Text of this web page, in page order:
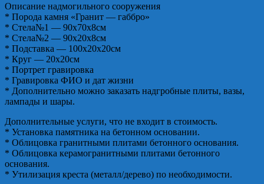
Описание надмогильного сооружения
* Порода камня «Гранит — габбро»
* Стела№1 — 90х70х8см
* Стела№2 — 90х20х8см
* Подставка — 100х20х20см
* Круг — 20х20см
* Портрет гравировка
* Гравировка ФИО и дат жизни
* Дополнительно можно заказать надгробные плиты, вазы,
лампады и шары.
Дополнительные услуги, что не входит в стоимость.
* Установка памятника на бетонном основании.
* Облицовка гранитными плитами бетонного основания.
* Облицовка керамогранитными плитами бетонного
основания.
* Утилизация креста (металл/дерево) по необходимости.